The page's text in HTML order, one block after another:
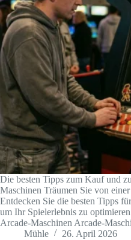
Die besten Tipps zum Kauf und
Maschinen Träumen Sie von
Entdecken Sie die besten Tipps
um Ihr Spielerlebnis zu
Arcade-Maschinen Arcade-
Mühle
26. April 2026